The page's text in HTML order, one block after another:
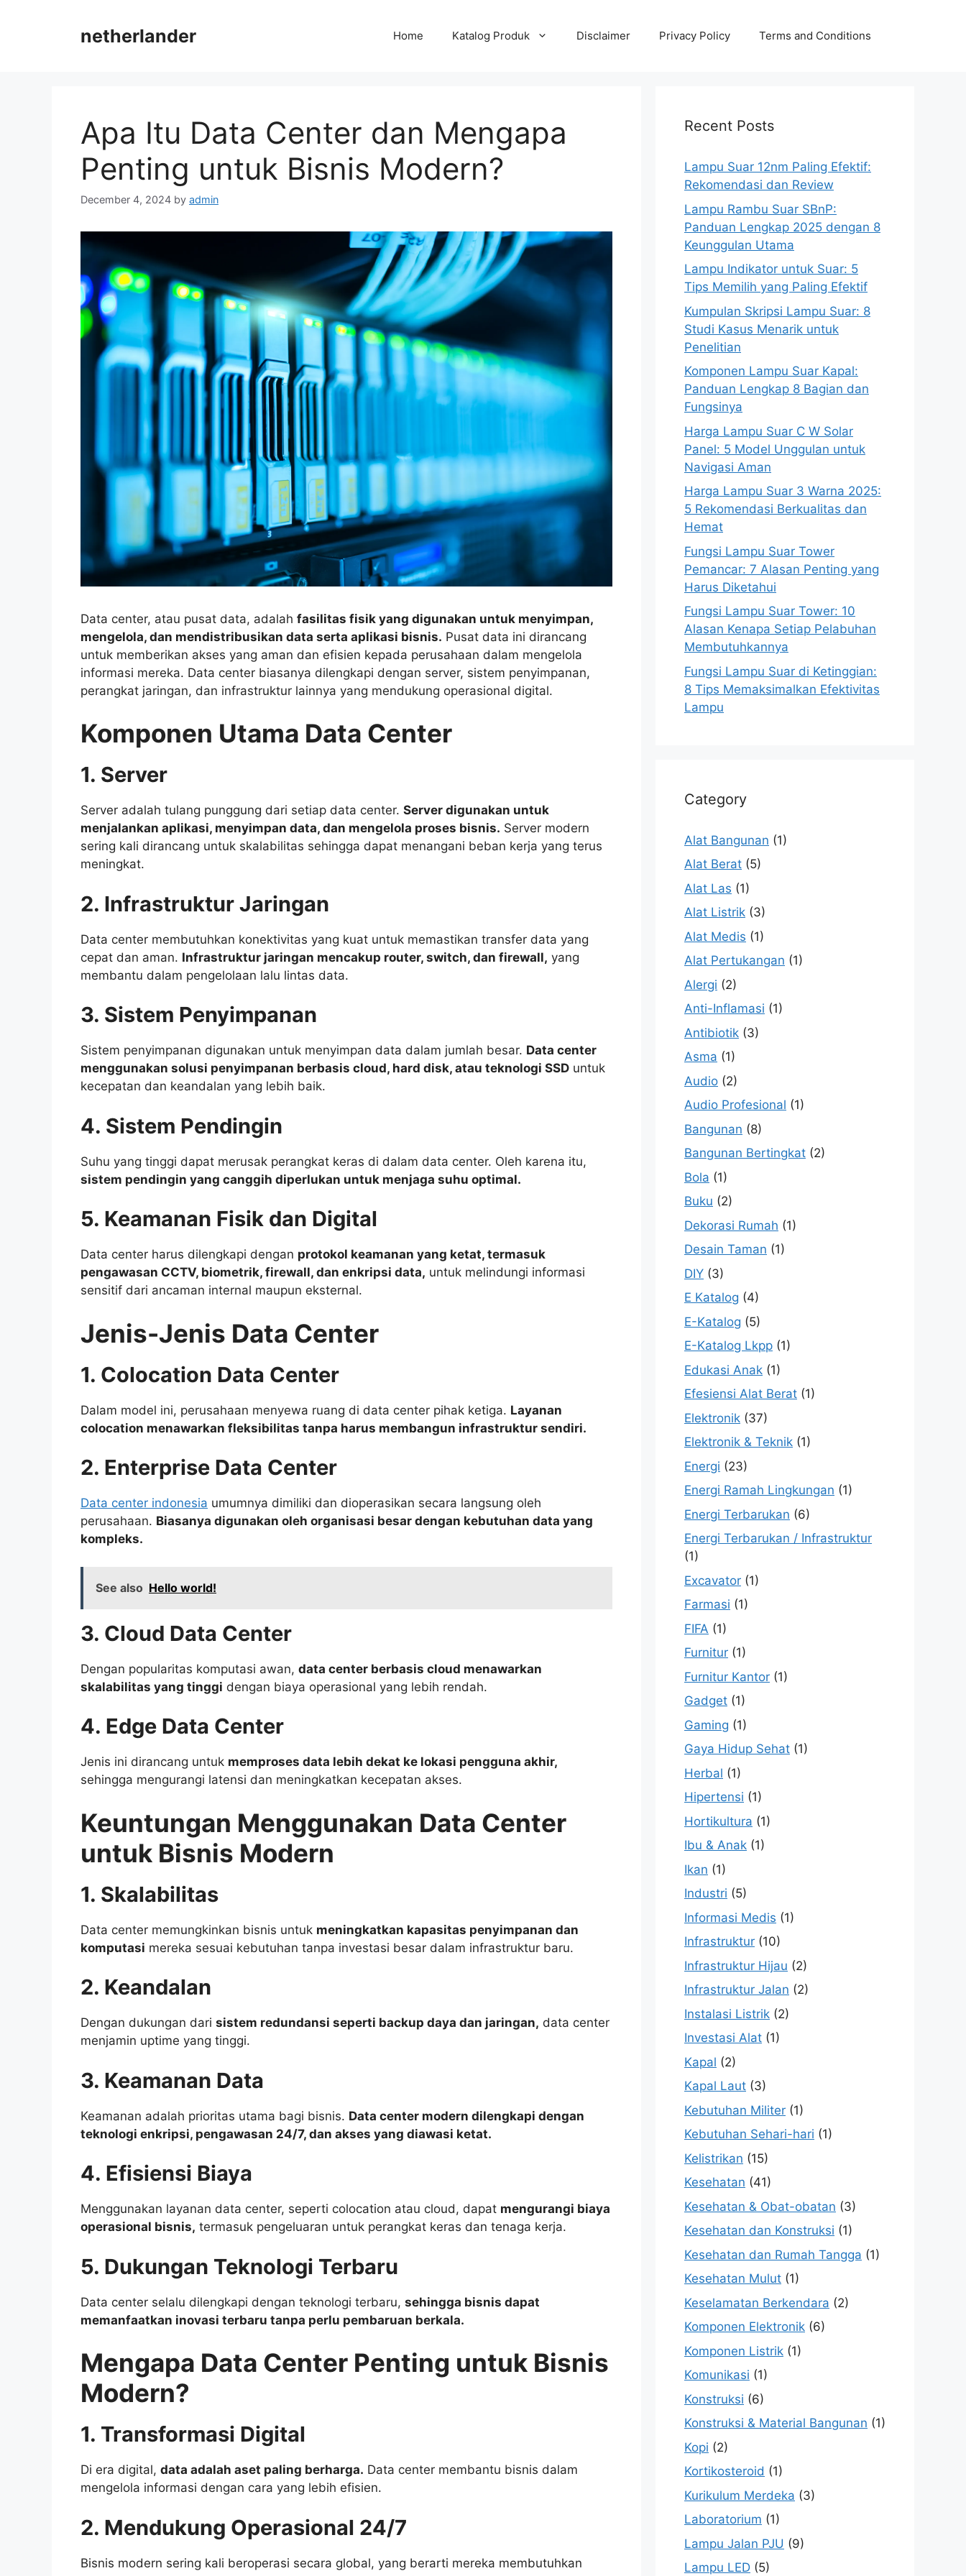
netherlander Home Katalog Produk Disclaimer Privacy Policy Terms and Conditions
Apa Itu Data Center dan Mengapa
Penting untuk Bisnis Modern?
December 4, 2024 by admin
Data center, atau pusat data, adalah fasilitas fisik yang digunakan untuk menyimpan,
mengelola, dan mendistribusikan data serta aplikasi bisnis. Pusat data ini dirancang
untuk memberikan akses yang aman dan efisien kepada perusahaan dalam mengelola
informasi mereka. Data center biasanya dilengkapi dengan server, sistem penyimpanan,
perangkat jaringan, dan infrastruktur lainnya yang mendukung operasional digital.
Komponen Utama Data Center
1. Server
Server adalah tulang punggung dari setiap data center. Server digunakan untuk
menjalankan aplikasi, menyimpan data, dan mengelola proses bisnis. Server modern
sering kali dirancang untuk skalabilitas sehingga dapat menangani beban kerja yang terus
meningkat.
2. Infrastruktur Jaringan
Data center membutuhkan konektivitas yang kuat untuk memastikan transfer data yang
cepat dan aman. Infrastruktur jaringan mencakup router, switch, dan firewall, yang
membantu dalam pengelolaan lalu lintas data.
3. Sistem Penyimpanan
Sistem penyimpanan digunakan untuk menyimpan data dalam jumlah besar. Data center
menggunakan solusi penyimpanan berbasis cloud, hard disk, atau teknologi SSD untuk
kecepatan dan keandalan yang lebih baik.
4. Sistem Pendingin
Suhu yang tinggi dapat merusak perangkat keras di dalam data center. Oleh karena itu,
sistem pendingin yang canggih diperlukan untuk menjaga suhu optimal.
5. Keamanan Fisik dan Digital
Data center harus dilengkapi dengan protokol keamanan yang ketat, termasuk
pengawasan CCTV, biometrik, firewall, dan enkripsi data, untuk melindungi informasi
sensitif dari ancaman internal maupun eksternal.
Jenis-Jenis Data Center
1. Colocation Data Center
Dalam model ini, perusahaan menyewa ruang di data center pihak ketiga. Layanan
colocation menawarkan fleksibilitas tanpa harus membangun infrastruktur sendiri.
2. Enterprise Data Center
Data center indonesia umumnya dimiliki dan dioperasikan secara langsung oleh
perusahaan. Biasanya digunakan oleh organisasi besar dengan kebutuhan data yang
kompleks.
See also Hello world!
3. Cloud Data Center
Dengan popularitas komputasi awan, data center berbasis cloud menawarkan
skalabilitas yang tinggi dengan biaya operasional yang lebih rendah.
4. Edge Data Center
Jenis ini dirancang untuk memproses data lebih dekat ke lokasi pengguna akhir,
sehingga mengurangi latensi dan meningkatkan kecepatan akses.
Keuntungan Menggunakan Data Center
untuk Bisnis Modern
1. Skalabilitas
Data center memungkinkan bisnis untuk meningkatkan kapasitas penyimpanan dan
komputasi mereka sesuai kebutuhan tanpa investasi besar dalam infrastruktur baru.
2. Keandalan
Dengan dukungan dari sistem redundansi seperti backup daya dan jaringan, data center
menjamin uptime yang tinggi.
3. Keamanan Data
Keamanan adalah prioritas utama bagi bisnis. Data center modern dilengkapi dengan
teknologi enkripsi, pengawasan 24/7, dan akses yang diawasi ketat.
4. Efisiensi Biaya
Menggunakan layanan data center, seperti colocation atau cloud, dapat mengurangi biaya
operasional bisnis, termasuk pengeluaran untuk perangkat keras dan tenaga kerja.
5. Dukungan Teknologi Terbaru
Data center selalu dilengkapi dengan teknologi terbaru, sehingga bisnis dapat
memanfaatkan inovasi terbaru tanpa perlu pembaruan berkala.
Mengapa Data Center Penting untuk Bisnis
Modern?
1. Transformasi Digital
Di era digital, data adalah aset paling berharga. Data center membantu bisnis dalam
mengelola informasi dengan cara yang lebih efisien.
2. Mendukung Operasional 24/7
Bisnis modern sering kali beroperasi secara global, yang berarti mereka membutuhkan
Recent Posts
Lampu Suar 12nm Paling Efektif:
Rekomendasi dan Review
Lampu Rambu Suar SBnP:
Panduan Lengkap 2025 dengan 8
Keunggulan Utama
Lampu Indikator untuk Suar: 5
Tips Memilih yang Paling Efektif
Kumpulan Skripsi Lampu Suar: 8
Studi Kasus Menarik untuk
Penelitian
Komponen Lampu Suar Kapal:
Panduan Lengkap 8 Bagian dan
Fungsinya
Harga Lampu Suar C W Solar
Panel: 5 Model Unggulan untuk
Navigasi Aman
Harga Lampu Suar 3 Warna 2025:
5 Rekomendasi Berkualitas dan
Hemat
Fungsi Lampu Suar Tower
Pemancar: 7 Alasan Penting yang
Harus Diketahui
Fungsi Lampu Suar Tower: 10
Alasan Kenapa Setiap Pelabuhan
Membutuhkannya
Fungsi Lampu Suar di Ketinggian:
8 Tips Memaksimalkan Efektivitas
Lampu
Category
Alat Bangunan (1)
Alat Berat (5)
Alat Las (1)
Alat Listrik (3)
Alat Medis (1)
Alat Pertukangan (1)
Alergi (2)
Anti-Inflamasi (1)
Antibiotik (3)
Asma (1)
Audio (2)
Audio Profesional (1)
Bangunan (8)
Bangunan Bertingkat (2)
Bola (1)
Buku (2)
Dekorasi Rumah (1)
Desain Taman (1)
DIY (3)
E Katalog (4)
E-Katalog (5)
E-Katalog Lkpp (1)
Edukasi Anak (1)
Efesiensi Alat Berat (1)
Elektronik (37)
Elektronik & Teknik (1)
Energi (23)
Energi Ramah Lingkungan (1)
Energi Terbarukan (6)
Energi Terbarukan / Infrastruktur
(1)
Excavator (1)
Farmasi (1)
FIFA (1)
Furnitur (1)
Furnitur Kantor (1)
Gadget (1)
Gaming (1)
Gaya Hidup Sehat (1)
Herbal (1)
Hipertensi (1)
Hortikultura (1)
Ibu & Anak (1)
Ikan (1)
Industri (5)
Informasi Medis (1)
Infrastruktur (10)
Infrastruktur Hijau (2)
Infrastruktur Jalan (2)
Instalasi Listrik (2)
Investasi Alat (1)
Kapal (2)
Kapal Laut (3)
Kebutuhan Militer (1)
Kebutuhan Sehari-hari (1)
Kelistrikan (15)
Kesehatan (41)
Kesehatan & Obat-obatan (3)
Kesehatan dan Konstruksi (1)
Kesehatan dan Rumah Tangga (1)
Kesehatan Mulut (1)
Keselamatan Berkendara (2)
Komponen Elektronik (6)
Komponen Listrik (1)
Komunikasi (1)
Konstruksi (6)
Konstruksi & Material Bangunan (1)
Kopi (2)
Kortikosteroid (1)
Kurikulum Merdeka (3)
Laboratorium (1)
Lampu Jalan PJU (9)
Lampu LED (5)